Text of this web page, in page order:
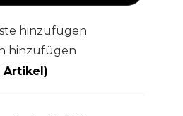
hinzufügen
hinzufügen
Artikel)